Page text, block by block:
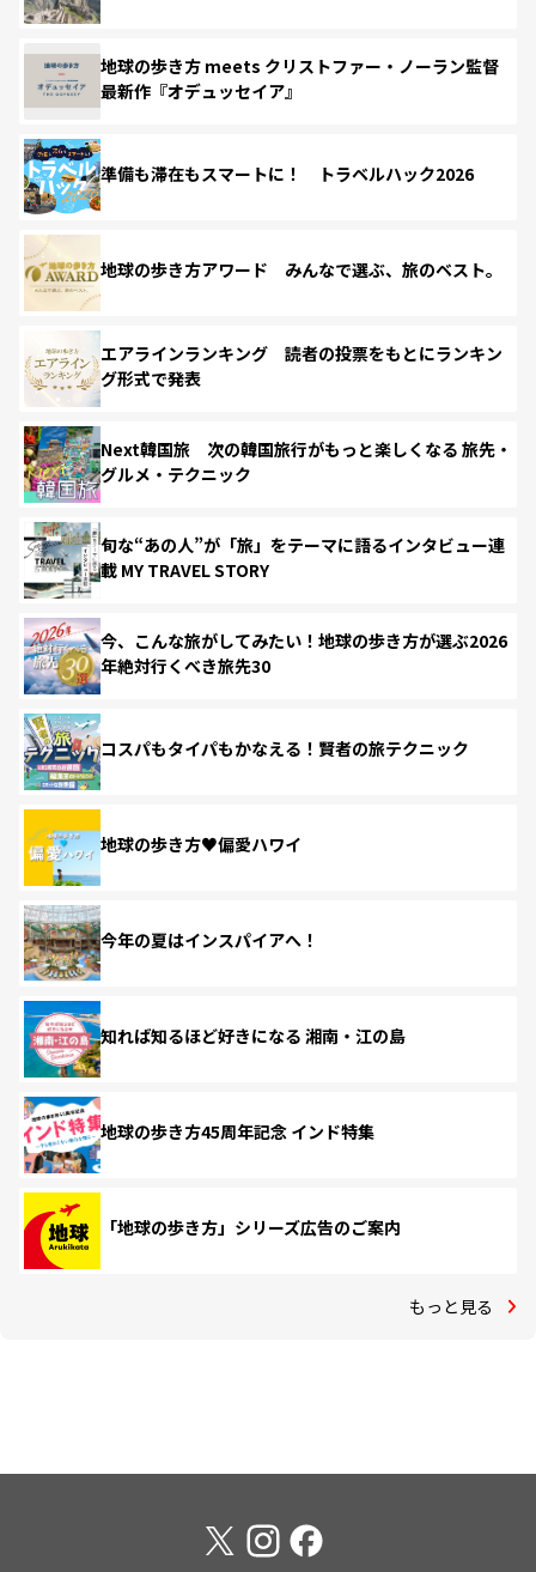
地球の歩き方 meets クリストファー・ノーラン監督
最新作『オデュッセイア』
準備も滞在もスマートに！ トラベルハック2026
地球の歩き方アワード みんなで選ぶ、旅のベスト。
エアラインランキング 読者の投票をもとにランキン
グ形式で発表
Next韓国旅 次の韓国旅行がもっと楽しくなる 旅先・
グルメ・テクニック
旬な“あの人”が「旅」をテーマに語るインタビュー連
載 MY TRAVEL STORY
今、こんな旅がしてみたい！地球の歩き方が選ぶ2026
年絶対行くべき旅先30
コスパもタイパもかなえる！賢者の旅テクニック
地球の歩き方♥偏愛ハワイ
今年の夏はインスパイアへ！
知れば知るほど好きになる 湘南・江の島
地球の歩き方45周年記念 インド特集
「地球の歩き方」シリーズ広告のご案内
もっと見る